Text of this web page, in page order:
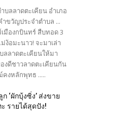
บลลาดตะเคียน อำเภอ
ขวัญประจำตำบล ...
เมืองกบินทร์ สืบทอด 3
ง้อมะนาว! จะมาเล่า
ลลาดตะเคียนให้มา
งดีชาวลาดตะเคียนกัน
งหลักพุทธ .....
‘ผักบุ้งซิ่ง’ ส่งขาย
รายได้สุดปัง!